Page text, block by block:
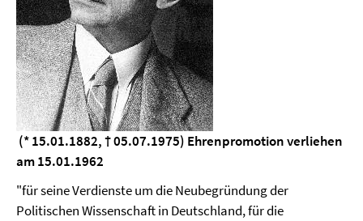
(* 15.01.1882, † 05.07.1975) Ehrenpromotion verliehen
am 15.01.1962
"für seine Verdienste um die Neubegründung der
Politischen Wissenschaft in Deutschland, für die